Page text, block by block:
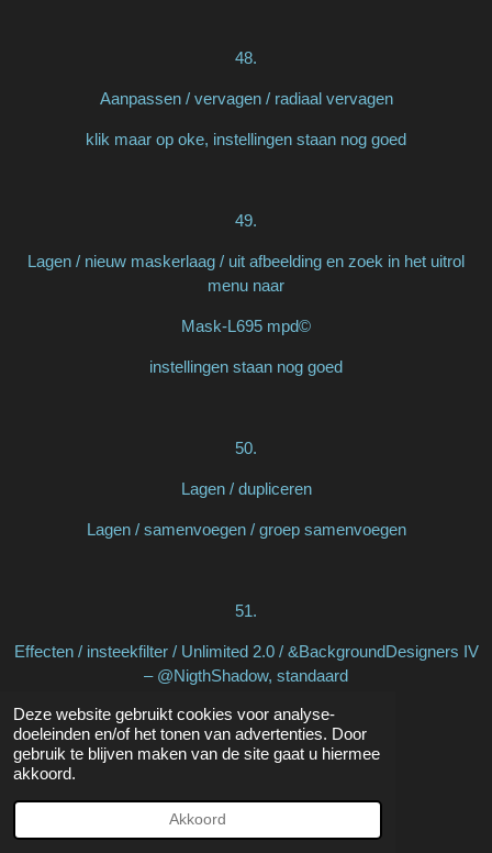
Deze website gebruikt cookies voor analyse-
doeleinden en/of het tonen van advertenties. Door
gebruik te blijven maken van de site gaat u hiermee
akkoord.
Akkoord
48.
Aanpassen / vervagen / radiaal vervagen
klik maar op oke, instellingen staan nog goed
49.
Lagen / nieuw maskerlaag / uit afbeelding en zoek in het uitrol
menu naar
Mask-L695 mpd©
instellingen staan nog goed
50.
Lagen / dupliceren
Lagen / samenvoegen / groep samenvoegen
51.
Effecten / insteekfilter / Unlimited 2.0 / &BackgroundDesigners IV
– @NigthShadow, standaard
Lagen / schikken / achteraan
Lagen / schikken / omhoog verplaatsen
52.